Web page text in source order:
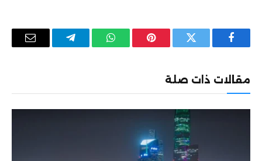
فيسبوك تويتر بينتيريستواتساب تيلقرام
البريد
مقالات ذات صلة